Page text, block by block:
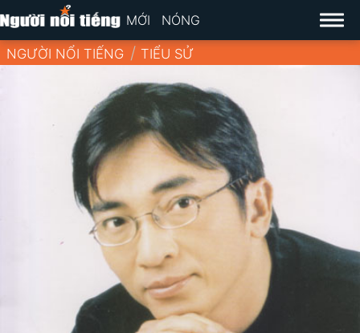
MỚI NÓNG
NGƯỜI NỔI TIẾNG TIỂU SỬ